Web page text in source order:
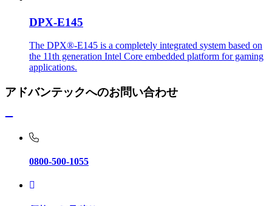
DPX-E145
The DPX®-E145 is a completely integrated system based on
the 11th generation Intel Core embedded platform for gaming
applications.
アドバンテックへのお問い合わせ
0800-500-1055